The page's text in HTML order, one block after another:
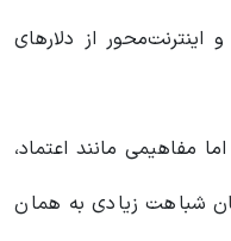
اینترنت‌محور از دلارهای
مفاهیمی مانند اعتماد،
شباهت زیادی به همان